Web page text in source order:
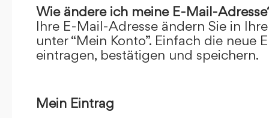
Wie ändere ich meine E-Mail-
Ihre E-Mail-Adresse ändern Sie in
unter “Mein Konto”. Einfach die neue
eintragen, bestätigen und speichern.
Mein Eintrag